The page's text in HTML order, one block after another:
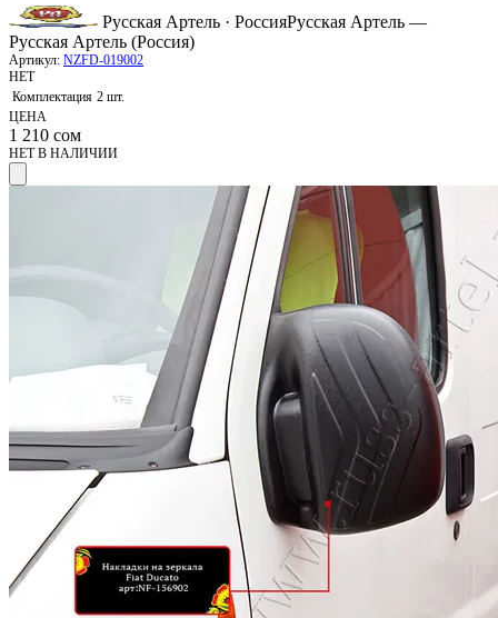
Русская Артель · РоссияРусская Артель —
Русская Артель (Россия)
Артикул: NZFD-019002
НЕТ
Комплектация 2 шт.
ЦЕНА
1 210 сом
НЕТ В НАЛИЧИИ